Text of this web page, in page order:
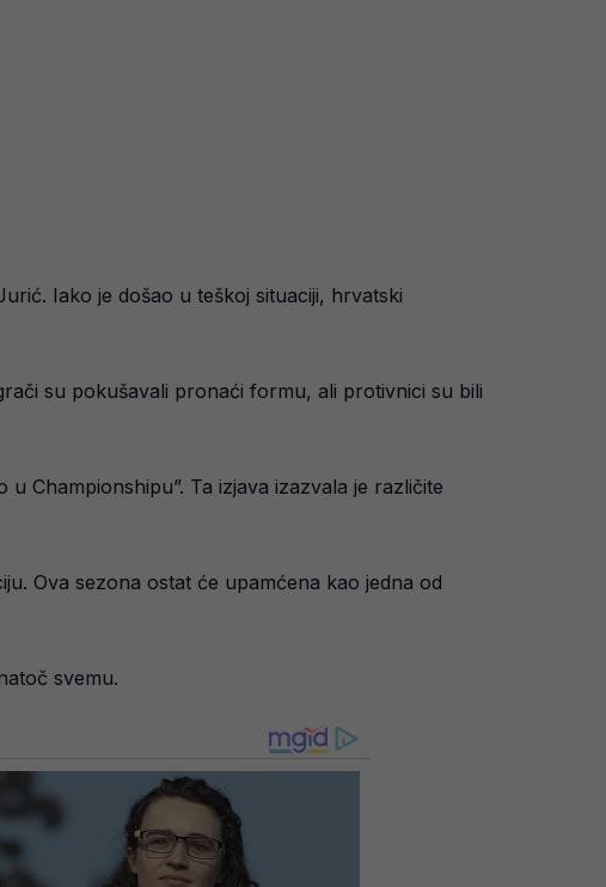
Iako je došao u teškoj situaciji, hrvatski
su pokušavali pronaći formu, ali protivnici su bili
Championshipu”. Ta izjava izazvala je različite
Ova sezona ostat će upamćena kao jedna od
svemu.